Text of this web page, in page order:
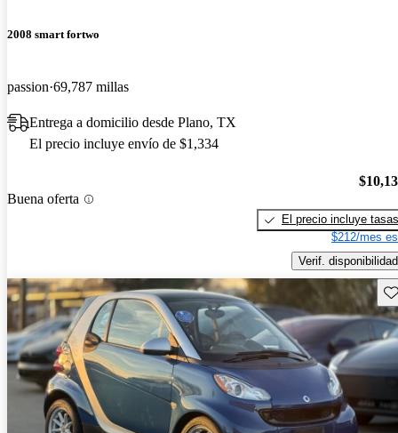
2008 smart fortwo
passion 69,787 millas
Entrega a domicilio desde Plano, TX
El precio incluye envío de $1,334
Buena oferta
El precio incluye tasas
$212/mes
Verif. disponibilidad